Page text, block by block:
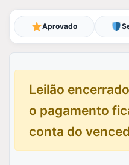
Aprovado
Leilão
o pagamento
conta do